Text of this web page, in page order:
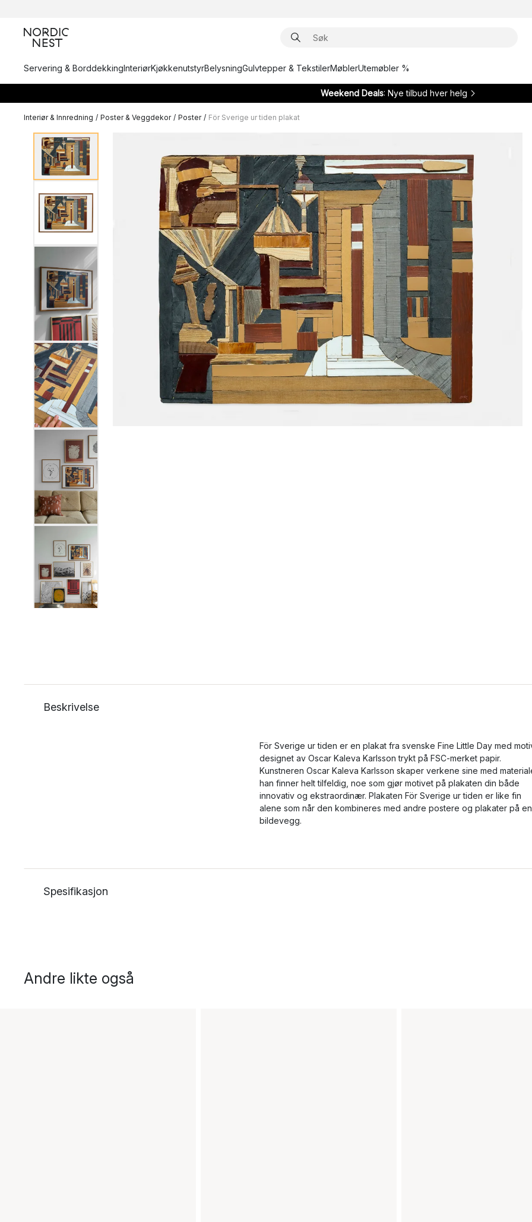
Servering & BorddekkingInteriørKjøkkenutstyrBelysningGulvtepper & TekstilerMøblerUtemøbler %
Weekend Deals: Nye tilbud hver helg
Interiør & Innredning / Poster & Veggdekor / Poster / För Sverige ur tiden plakat
Beskrivelse
För Sverige ur tiden er en plakat fra svenske Fine Little Day med
designet av Oscar Kaleva Karlsson trykt på FSC-merket papir.
Kunstneren Oscar Kaleva Karlsson skaper verkene sine med
han finner helt tilfeldig, noe som gjør motivet på plakaten din både
innovativ og ekstraordinær. Plakaten För Sverige ur tiden er like fin
alene som når den kombineres med andre postere og plakater på en
bildevegg.
Spesifikasjon
Andre likte også